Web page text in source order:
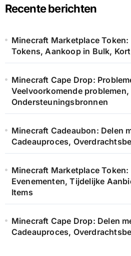
Recente berichten
Minecraft Marketplace
Tokens, Aankoop in Bulk,
Minecraft Cape Drop:
Veelvoorkomende problemen,
Ondersteuningsbronnen
Minecraft Cadeaubon: Delen
Cadeauproces,
Minecraft Marketplace
Evenementen, Tijdelijke
Items
Minecraft Cape Drop: Delen
Cadeauproces,